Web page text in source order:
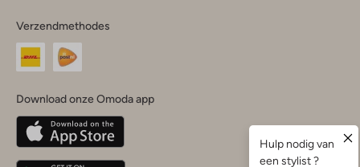
je
land
Nederland
Belgique(Français)
Deutschland
Verzendmethodes
Download onze Omoda app